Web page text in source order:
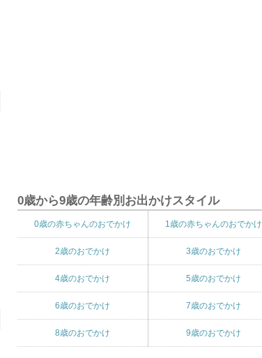
0歳から9歳の年齢別お出かけスタイル
0歳の赤ちゃんのおでかけ 1歳の赤ちゃんのおでかけ
2歳のおでかけ 3歳のおでかけ
4歳のおでかけ 5歳のおでかけ
6歳のおでかけ 7歳のおでかけ
8歳のおでかけ 9歳のおでかけ